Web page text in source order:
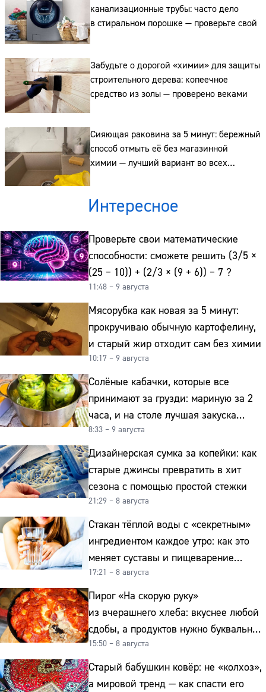
канализационные трубы: часто дело
в стиральном порошке — проверьте свой
Забудьте о дорогой «химии» для защиты
строительного дерева: копеечное
средство из золы — проверено веками
Сияющая раковина за 5 минут: бережный
способ отмыть её без магазинной
химии — лучший вариант во всех
отношениях
Интересное
Проверьте свои математические
способности: сможете решить (3/5 ×
(25 − 10)) + (2/3 × (9 + 6)) − 7 ?
11:48 – 9 августа
Мясорубка как новая за 5 минут:
прокручиваю обычную картофелину,
и старый жир отходит сам без химии
10:17 – 9 августа
Солёные кабачки, которые все
принимают за грузди: мариную за 2
часа, и на столе лучшая закуска
к картошке
8:33 – 9 августа
Дизайнерская сумка за копейки: как
старые джинсы превратить в хит
сезона с помощью простой стежки
21:29 – 8 августа
Стакан тёплой воды с «секретным»
ингредиентом каждое утро: как это
меняет суставы и пищеварение
после 50
17:21 – 8 августа
Пирог «На скорую руку»
из вчерашнего хлеба: вкуснее любой
сдобы, а продуктов нужно буквально
копейки
15:50 – 8 августа
Старый бабушкин ковёр: не «колхоз»,
а мировой тренд — как спасти его
Сайт:
Телефон: